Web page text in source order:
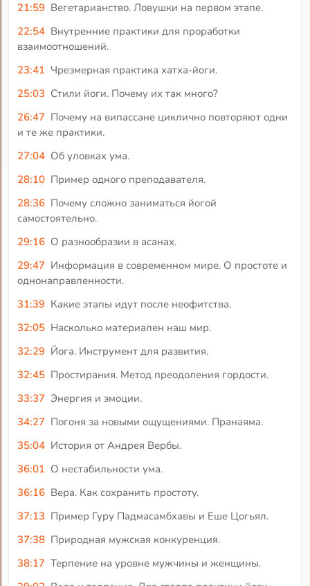
21:59 Вегетарианство. Ловушки на первом этапе.
22:54 Внутренние практики для проработки
взаимоотношений.
23:41 Чрезмерная практика хатха-йоги.
25:03 Стили йоги. Почему их так много?
26:47 Почему на випассане циклично повторяют одни
и те же практики.
27:04 Об уловках ума.
28:10 Пример одного преподавателя.
28:36 Почему сложно заниматься йогой
самостоятельно.
29:16 О разнообразии в асанах.
29:47 Информация в современном мире. О простоте и
однонаправленности.
31:39 Какие этапы идут после неофитства.
32:05 Насколько материален наш мир.
32:29 Йога. Инструмент для развития.
32:45 Простирания. Метод преодоления гордости.
33:37 Энергия и эмоции.
34:27 Погоня за новыми ощущениями. Пранаяма.
35:04 История от Андрея Вербы.
36:01 О нестабильности ума.
36:16 Вера. Как сохранить простоту.
37:13 Пример Гуру Падмасамбхавы и Еше Цогьял.
37:38 Природная мужская конкуренция.
38:17 Терпение на уровне мужчины и женщины.